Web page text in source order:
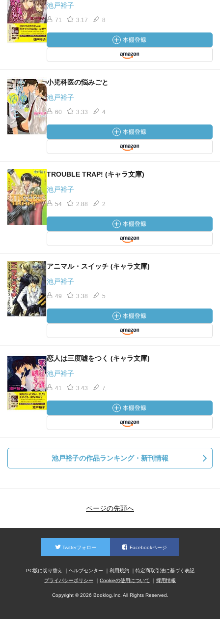
池戸裕子
71 3.17 8
小児科医の悩みごと
池戸裕子
60 3.33 4
TROUBLE TRAP! (キャラ文庫)
池戸裕子
54 2.88 2
アニマル・スイッチ (キャラ文庫)
池戸裕子
49 3.38 5
恋人は三度嘘をつく (キャラ文庫)
池戸裕子
41 3.43 7
池戸裕子の作品ランキング・新刊情報
ページの先頭へ
Twitterフォロー Facebookページ
PC版に切り替え ヘルプセンター 利用規約
特定商取引法に基づく表記
プライバシーポリシー
Cookieの使用について 採用情報
Copyright © 2026 Booklog,Inc. All Rights Reserved.